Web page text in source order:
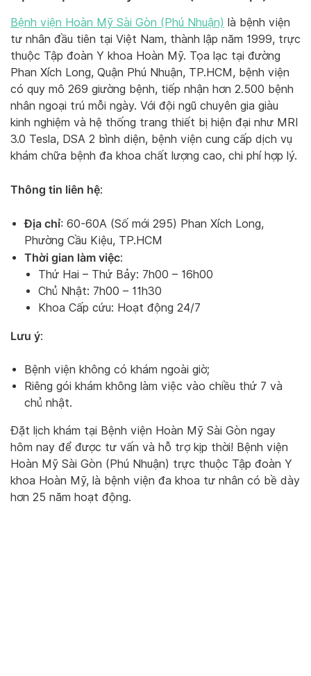
Bệnh viện Hoàn Mỹ Sài Gòn (Phú Nhuận) là bệnh viện
tư nhân đầu tiên tại Việt Nam, thành lập năm 1999, trực
thuộc Tập đoàn Y khoa Hoàn Mỹ. Tọa lạc tại đường
Phan Xích Long, Quận Phú Nhuận, TP.HCM, bệnh viện
có quy mô 269 giường bệnh, tiếp nhận hơn 2.500 bệnh
nhân ngoại trú mỗi ngày. Với đội ngũ chuyên gia giàu
kinh nghiệm và hệ thống trang thiết bị hiện đại như MRI
3.0 Tesla, DSA 2 bình diện, bệnh viện cung cấp dịch vụ
khám chữa bệnh đa khoa chất lượng cao, chi phí hợp lý.
Thông tin liên hệ:
Địa chỉ: 60-60A (Số mới 295) Phan Xích Long,
Phường Cầu Kiệu, TP.HCM
Thời gian làm việc:
Thứ Hai – Thứ Bảy: 7h00 – 16h00
Chủ Nhật: 7h00 – 11h30
Khoa Cấp cứu: Hoạt động 24/7
Lưu ý:
Bệnh viện không có khám ngoài giờ;
Riêng gói khám không làm việc vào chiều thứ 7 và
chủ nhật.
Đặt lịch khám tại Bệnh viện Hoàn Mỹ Sài Gòn ngay
hôm nay để được tư vấn và hỗ trợ kịp thời! Bệnh viện
Hoàn Mỹ Sài Gòn (Phú Nhuận) trực thuộc Tập đoàn Y
khoa Hoàn Mỹ, là bệnh viện đa khoa tư nhân có bề dày
hơn 25 năm hoạt động.